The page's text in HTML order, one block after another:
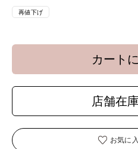
再値下げ
カート
店舗在
お気に